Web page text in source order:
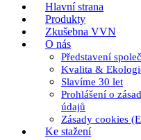
Hlavní strana
Produkty
Zkušebna VVN
O nás
Představení
Kvalita &
Slavíme 30 let
Prohlášení o
údajů
Zásady cookies
Ke stažení